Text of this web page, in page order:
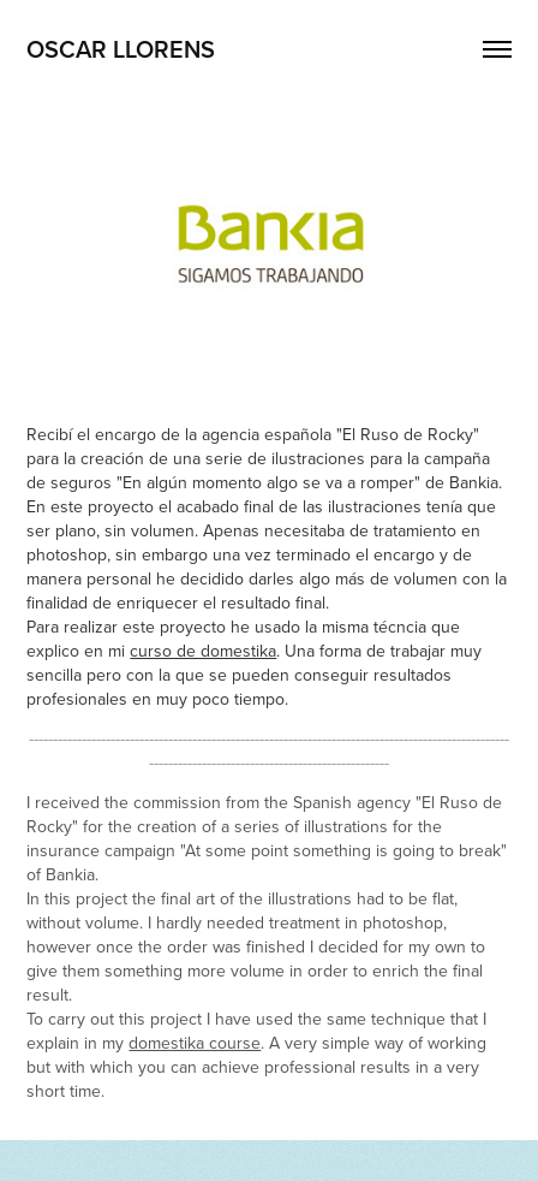
OSCAR LLORENS
Recibí el encargo de la agencia española "El Ruso de Rocky"
para la creación de una serie de ilustraciones para la campaña
de seguros "En algún momento algo se va a romper" de Bankia.
En este proyecto el acabado final de las ilustraciones tenía que
ser plano, sin volumen. Apenas necesitaba de tratamiento en
photoshop, sin embargo una vez terminado el encargo y de
manera personal he decidido darles algo más de volumen con la
finalidad de enriquecer el resultado final.
Para realizar este proyecto he usado la misma técncia que
explico en micurso de domestika. Una forma de trabajar muy
sencilla pero con la que se pueden conseguir resultados
profesionales en muy poco tiempo.
----------------------------------------------------------------------------------------------------
--------------------------------------------------
I received the commission from the Spanish agency "El Ruso de
Rocky" for the creation of a series of illustrations for the
insurance campaign "At some point something is going to break"
of Bankia.
In this project the final art of the illustrations had to be flat,
without volume. I hardly needed treatment in photoshop,
however once the order was finished I decided for my own to
give them something more volume in order to enrich the final
result.
To carry out this project I have used the same technique that I
explain in mydomestika course. A very simple way of working
but with which you can achieve professional results in a very
short time.